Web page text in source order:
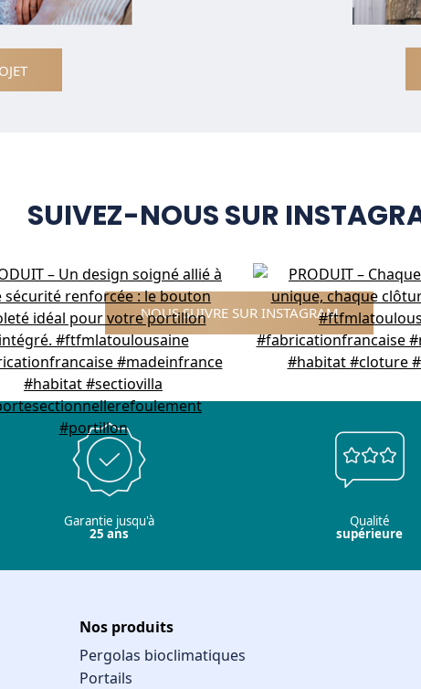
SUIVEZ-NOUS SUR
NOUS SUIVRE SUR INSTAGRAM
Garantie jusqu'à
25 ans
Qualité
supérieure
Nos produits
Pergolas bioclimatiques
Portails